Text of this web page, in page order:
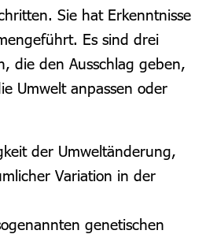
Sie hat Erkenntnisse
Es sind drei
die den Ausschlag geben,
Umwelt anpassen oder
der Umweltänderung,
Variation in der
genetischen